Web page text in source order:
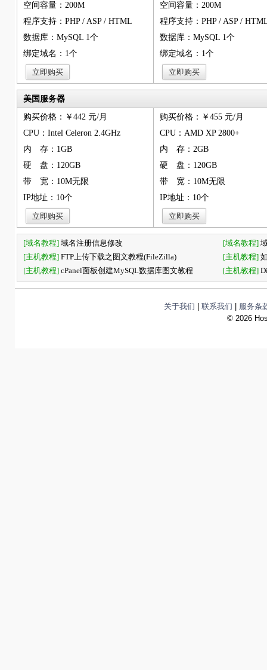
空间容量：200M
程序支持：PHP / ASP / HTML
数据库：MySQL 1个
绑定域名：1个
空间容量：200M
程序支持：PHP / ASP /
数据库：MySQL 1个
绑定域名：1个
美国服务器
购买价格：￥442 元/月
CPU：Intel Celeron 2.4GHz
内 存：1GB
硬 盘：120GB
带 宽：10M无限
IP地址：10个
购买价格：￥455 元/月
CPU：AMD XP 2800+
内 存：2GB
硬 盘：120GB
带 宽：10M无限
IP地址：10个
[域名教程] 域名注册信息修改 [域名教程]
[主机教程] FTP上传下载之图文教程(FileZilla) [主机教程]
[主机教程] cPanel面板创建MySQL数据库图文教程 [主机教程]
关于我们 联系我们
服务条
© 2026